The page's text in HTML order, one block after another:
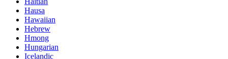
Hausa
Hawaiian
Hebrew
Hmong
Hungarian
Icelandic